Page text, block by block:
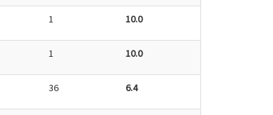
1 10.0
1 10.0
36 6.4